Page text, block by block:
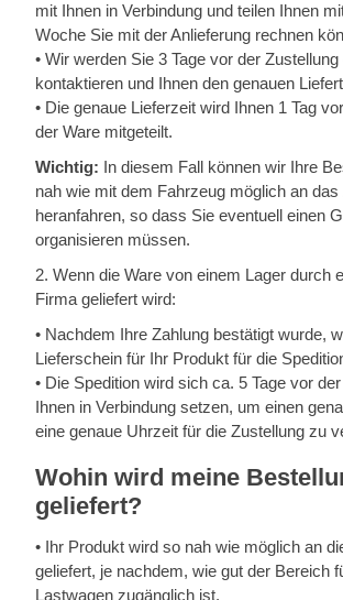
mit Ihnen in Verbindung und teilen Ihnen
Woche Sie mit der Anlieferung rechnen
• Wir werden Sie 3 Tage vor der Zustellung
kontaktieren und Ihnen den genauen
• Die genaue Lieferzeit wird Ihnen 1 Tag
der Ware mitgeteilt.
Wichtig: In diesem Fall können wir Ihre
nah wie mit dem Fahrzeug möglich an das
heranfahren, so dass Sie eventuell einen
organisieren müssen.
2. Wenn die Ware von einem Lager durch
Firma geliefert wird:
• Nachdem Ihre Zahlung bestätigt wurde,
Lieferschein für Ihr Produkt für die
• Die Spedition wird sich ca. 5 Tage vor
Ihnen in Verbindung setzen, um einen
eine genaue Uhrzeit für die Zustellung zu
Wohin wird meine
geliefert?
• Ihr Produkt wird so nah wie möglich an
geliefert, je nachdem, wie gut der Bereich
Lastwagen zugänglich ist.